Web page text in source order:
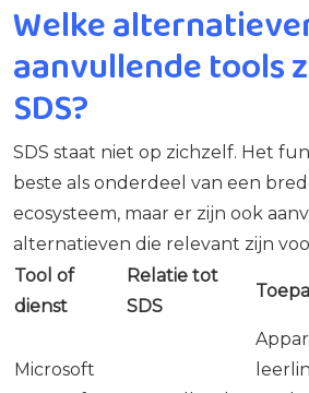
Welke
aanvullende tools
SDS?
SDS staat niet op zichzelf. Het
beste als onderdeel van een
ecosysteem, maar er zijn ook
alternatieven die relevant zijn
Tool of
dienst
Relatie tot
SDS
Microsoft